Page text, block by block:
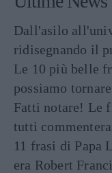
Dall'asilo
ridisegnando il
Le 10 più belle
possiamo
Fatti notare! Le
tutti
11 frasi di Papa
era Robert